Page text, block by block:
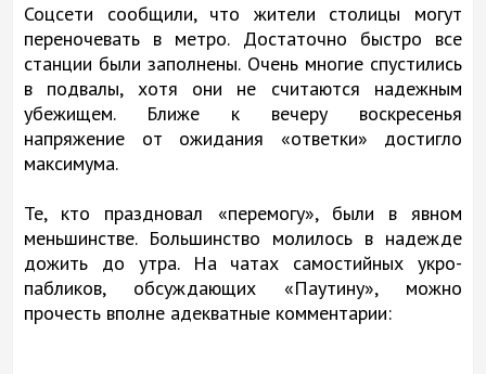
Соцсети сообщили, что жители столицы могут
переночевать в метро. Достаточно быстро все
станции были заполнены. Очень многие спустились
в подвалы, хотя они не считаются надежным
убежищем. Ближе к вечеру воскресенья
напряжение от ожидания «ответки» достигло
максимума.
Те, кто праздновал «перемогу», были в явном
меньшинстве. Большинство молилось в надежде
дожить до утра. На чатах самостийных укро-
пабликов, обсуждающих «Паутину», можно
прочесть вполне адекватные комментарии: